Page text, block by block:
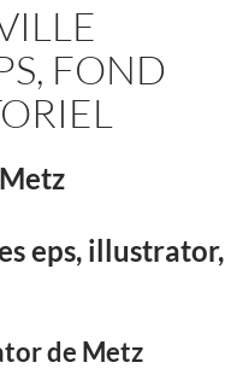
FOND
eps, illustrator,
de Metz